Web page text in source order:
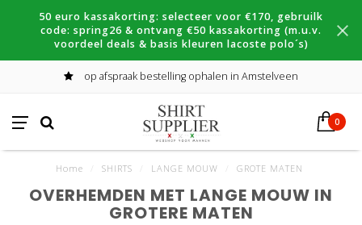
50 euro kassakorting: selecteer voor €170, gebruilk
code: spring26 & ontvang €50 kassakorting (m.u.v.
voordeel deals & basis kleuren lacoste polo´s)
op afspraak bestelling ophalen in Amstelveen
0
Home SHIRTS LANGE MOUW GROTE MATEN
OVERHEMDEN MET LANGE MOUW IN
GROTERE MATEN